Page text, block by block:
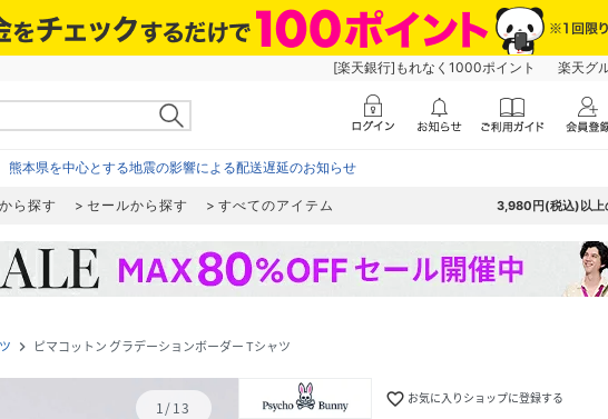
[楽天銀行]もれなく1000ポイント 楽天グ
熊本県を中心とする地震の影響による配送遅延のお知らせ
ら探す セールから探す すべてのアイテム 3,980円(税込)以上
navigate_next ピマコットン グラデーションボーダー Tシャツ
1/13 favorite_border お気に入りショップに登録する